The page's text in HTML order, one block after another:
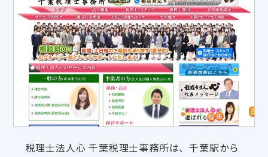
税理士法人心 千葉税理士事務所は、千葉駅から